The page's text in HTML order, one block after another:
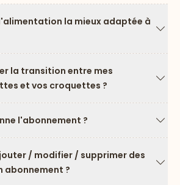
la mieux adaptée à
la transition entre mes
et vos croquettes ?
l'abonnement ?
/ modifier / supprimer des
abonnement ?